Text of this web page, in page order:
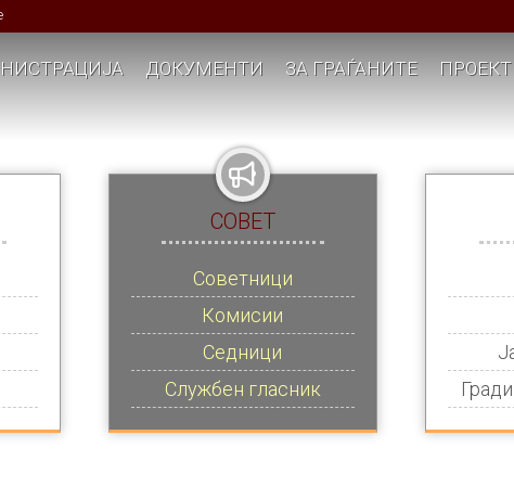
ДОКУМЕНТИ ЗА ГРАЃАНИТЕ
СОВЕТ
Советници
Комисии
Седници
Службен гласник